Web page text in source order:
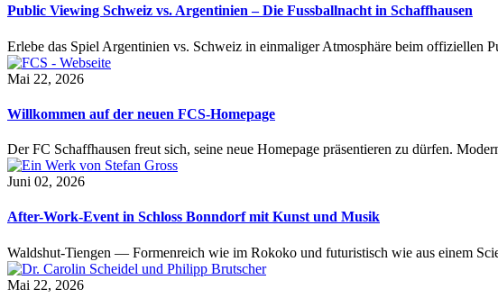
Public Viewing Schweiz vs. Argentinien – Die Fussballnacht in Schaffhausen
Erlebe das Spiel Argentinien vs. Schweiz in einmaliger Atmosphäre beim
Mai 22, 2026
Willkommen auf der neuen FCS-Homepage
Der FC Schaffhausen freut sich, seine neue Homepage präsentieren zu dürfen.
Juni 02, 2026
After-Work-Event in Schloss Bonndorf mit Kunst und Musik
Waldshut-Tiengen — Formenreich wie im Rokoko und futuristisch wie aus einem
Mai 22, 2026